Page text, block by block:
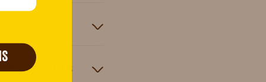
produits